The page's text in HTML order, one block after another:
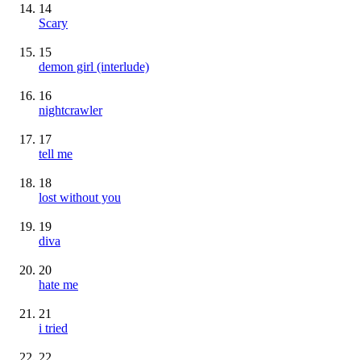
14
Scary
15
demon girl (interlude)
16
nightcrawler
17
tell me
18
lost without you
19
diva
20
hate me
21
i tried
22